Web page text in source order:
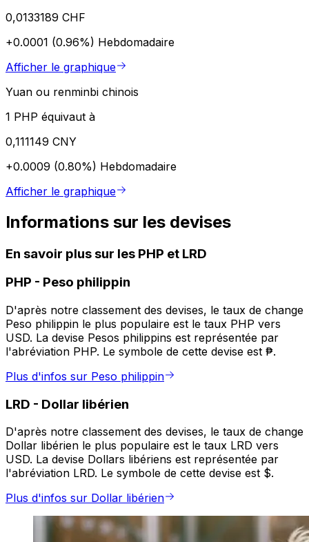
0,0133189 CHF
+0.0001 (0.96%) Hebdomadaire
Afficher le graphique
Yuan ou renminbi chinois
1 PHP équivaut à
0,111149 CNY
+0.0009 (0.80%) Hebdomadaire
Afficher le graphique
Informations sur les devises
En savoir plus sur les PHP et LRD
PHP - Peso philippin
D'après notre classement des devises, le taux de change
Peso philippin le plus populaire est le taux PHP vers
USD. La devise Pesos philippins est représentée par
l'abréviation PHP. Le symbole de cette devise est ₱.
Plus d'infos sur Peso philippin
LRD - Dollar libérien
D'après notre classement des devises, le taux de change
Dollar libérien le plus populaire est le taux LRD vers
USD. La devise Dollars libériens est représentée par
l'abréviation LRD. Le symbole de cette devise est $.
Plus d'infos sur Dollar libérien